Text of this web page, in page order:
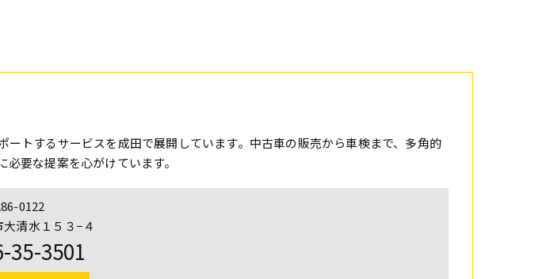
ートするサービスを成田で展開しています。中古車の販売から車検まで、多角的
要な提案を心がけています。
0122
清水１５３−４
35-3501